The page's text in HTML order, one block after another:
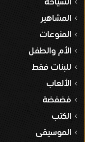
المشاهير
المنوعات
الأم والطفل
للبنات فقط
الألعاب
فضفضة
الكتب
الموسيقى